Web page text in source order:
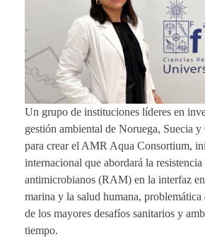
Un grupo de instituciones líderes en
gestión ambiental de Noruega, Suecia
para crear el AMR Aqua Consortium,
internacional que abordará la resistencia
antimicrobianos (RAM) en la interfaz
marina y la salud humana, problemática
de los mayores desafíos sanitarios y
tiempo.